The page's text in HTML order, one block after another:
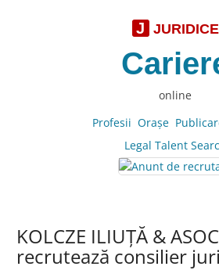
J JURIDICE
online
Profesii Oraşe
Legal Talent
KOLCZE ILIUȚĂ &
recrutează consilier